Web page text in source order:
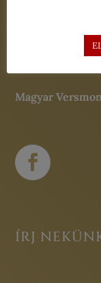
+36 20 512 8004
Magyar
ÍRJ